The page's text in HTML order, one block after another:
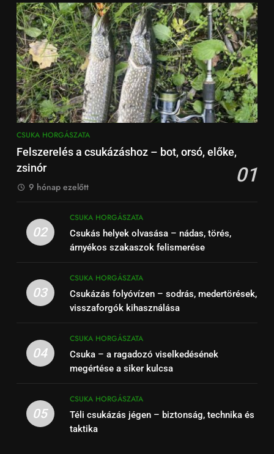
CSUKA HORGÁSZATA
Felszerelés a csukázáshoz – bot, orsó, előke,
zsinór
01
9 hónap ezelőtt
02
CSUKA HORGÁSZATA
Csukás helyek olvasása – nádas, törés,
árnyékos szakaszok felismerése
03
CSUKA HORGÁSZATA
Csukázás folyóvízen – sodrás, medertörések,
visszaforgók kihasználása
04
CSUKA HORGÁSZATA
Csuka – a ragadozó viselkedésének
megértése a siker kulcsa
05
CSUKA HORGÁSZATA
Téli csukázás jégen – biztonság, technika és
taktika